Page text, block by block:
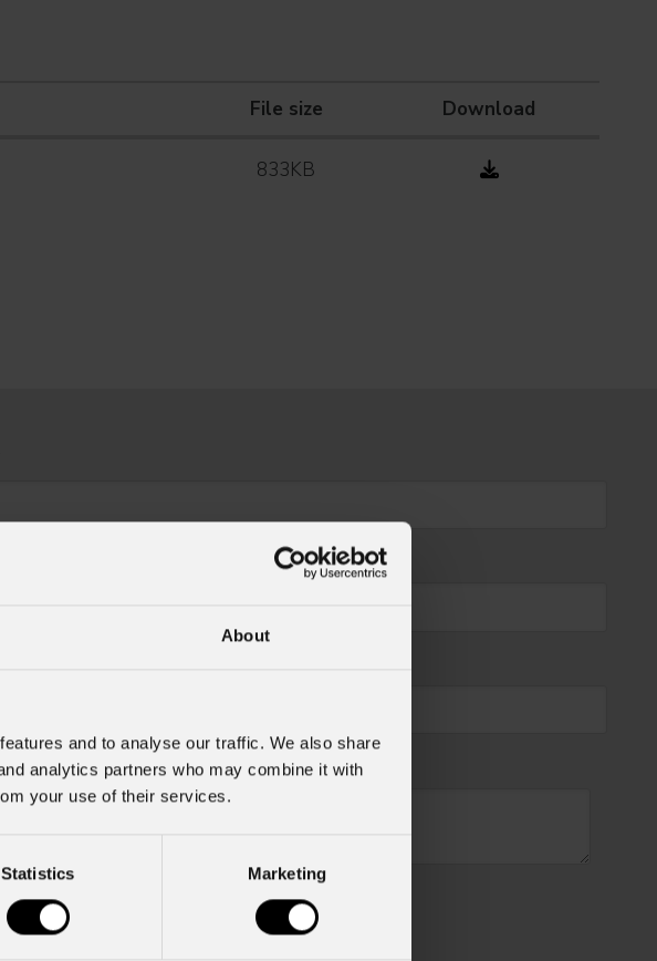
About
and to analyse our traffic. We also share
analytics partners who may combine it with
your use of their services.
Statistics Marketing
File size Download
833KB